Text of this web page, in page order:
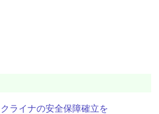
ライナの安全保障確立を